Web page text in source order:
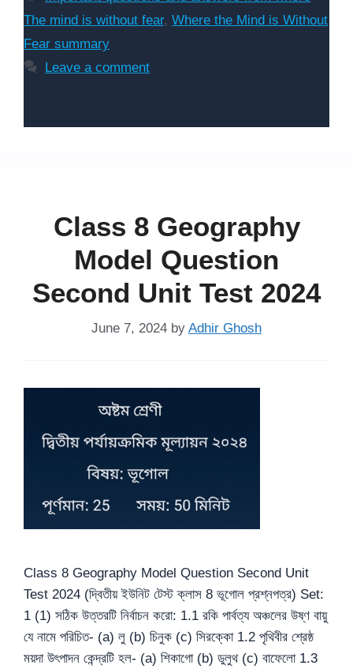
The mind is without fear, Where the Mind is Without
Fear summary
Leave a comment
Class 8 Geography
Model Question
Second Unit Test 2024
June 7, 2024 by Adhir Ghosh
Class 8 Geography Model Question Second Unit
Test 2024 (দ্বিতীয় ইউনিট টেস্ট ক্লাস 8 ভূগোল প্রশ্নপত্র) Set:
1 (1) সঠিক উত্তরটি নির্বাচন করো: 1.1 রকি পার্বত্য অঞ্চলের উষ্ণ বায়ু
যে নামে পরিচিত- (a) লু (b) চিনুক (c) সিরক্কো 1.2 পৃথিবীর শ্রেষ্ঠ
ময়দা উৎপাদন কেন্দ্রটি হল- (a) শিকাগো (b) ডুলুথ (c) বাফেলো 1.3